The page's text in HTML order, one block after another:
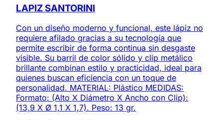
LAPIZ SANTORINI
Con un diseño moderno y funcional, este lápiz no
requiere afilado gracias a su tecnología que
permite escribir de forma continua sin desgaste
visible. Su barril de color sólido y clip metálico
brillante combinan estilo y practicidad, ideal para
quienes buscan eficiencia con un toque de
personalidad. MATERIAL: Plástico MEDIDAS:
Formato: (Alto X Diámetro X Ancho con Clip):
(13,9 X Ø 1,1 X 1,7). Peso: 13 gr.